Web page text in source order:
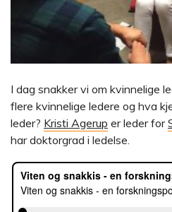
I dag snakker vi om kvinnelige
flere kvinnelige ledere og hva
leder? Kristi Agerup er leder for
har doktorgrad i ledelse.